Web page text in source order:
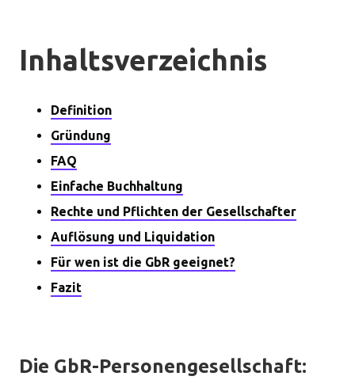
Inhaltsverzeichnis
Definition
Gründung
FAQ
Einfache Buchhaltung
Rechte und Pflichten der Gesellschafter
Auflösung und Liquidation
Für wen ist die GbR geeignet?
Fazit
Die GbR-Personengesellschaft: